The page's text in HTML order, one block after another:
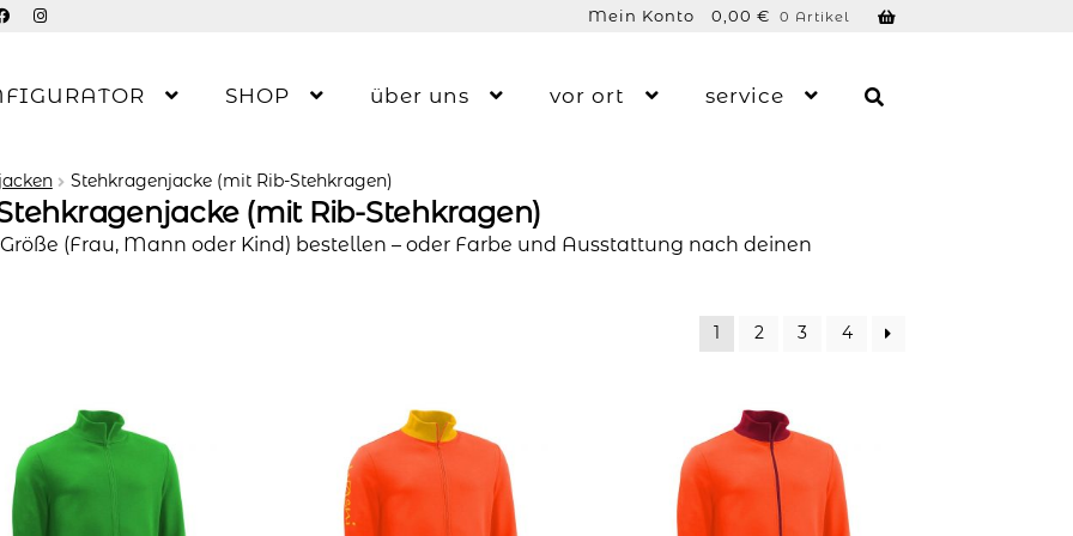
0,00 € 0 Artikel
Mein Konto
SHOP über uns vor ort service
Stehkragenjacke (mit Rib-Stehkragen)
(mit Rib-Stehkragen)
(Frau, Mann oder Kind) bestellen – oder Farbe und Ausstattung nach deinen
1 2 3 4